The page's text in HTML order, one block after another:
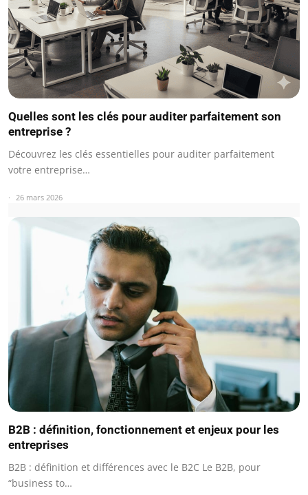
Quelles sont les clés pour auditer parfaitement son
entreprise ?
Découvrez les clés essentielles pour auditer parfaitement
votre entreprise…
26 mars 2026
B2B : définition, fonctionnement et enjeux pour les
entreprises
B2B : définition et différences avec le B2C Le B2B, pour
“business to…